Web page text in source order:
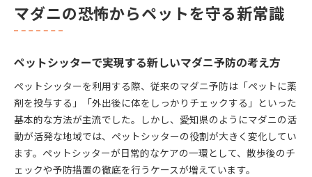
マダニの恐怖からペットを守る新常識
ペットシッターで実現する新しいマダニ予防の考え方
ペットシッターを利用する際、従来のマダニ予防は「ペットに薬
剤を投与する」「外出後に体をしっかりチェックする」といった
基本的な方法が主流でした。しかし、愛知県のようにマダニの活
動が活発な地域では、ペットシッターの役割が大きく変化してい
ます。ペットシッターが日常的なケアの一環として、散歩後のチ
ェックや予防措置の徹底を行うケースが増えています。